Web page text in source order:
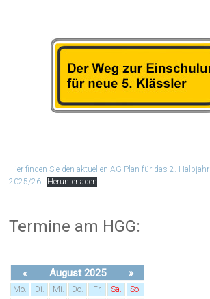
Hier finden Sie den aktuellen AG-Plan für das 2. Halbjahr
2025/26
Herunterladen
Termine am HGG:
« August 2025 »
Mo. Di. Mi. Do. Fr. Sa. So.